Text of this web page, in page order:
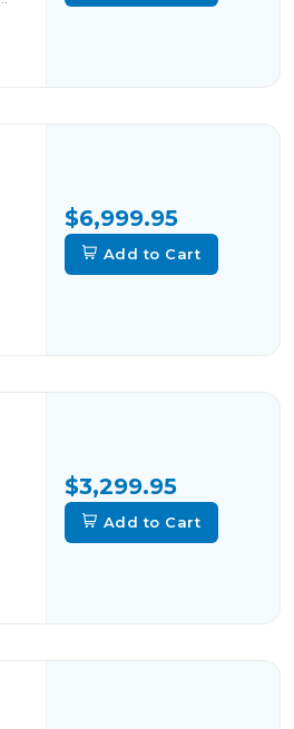
$6,999.95
Add to Cart
$3,299.95
Add to Cart